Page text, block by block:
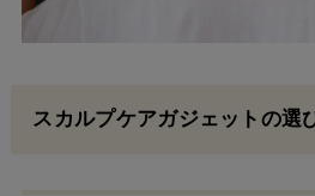
スカルプケアガジェットの選